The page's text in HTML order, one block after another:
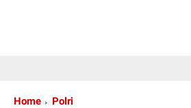
Home Polri